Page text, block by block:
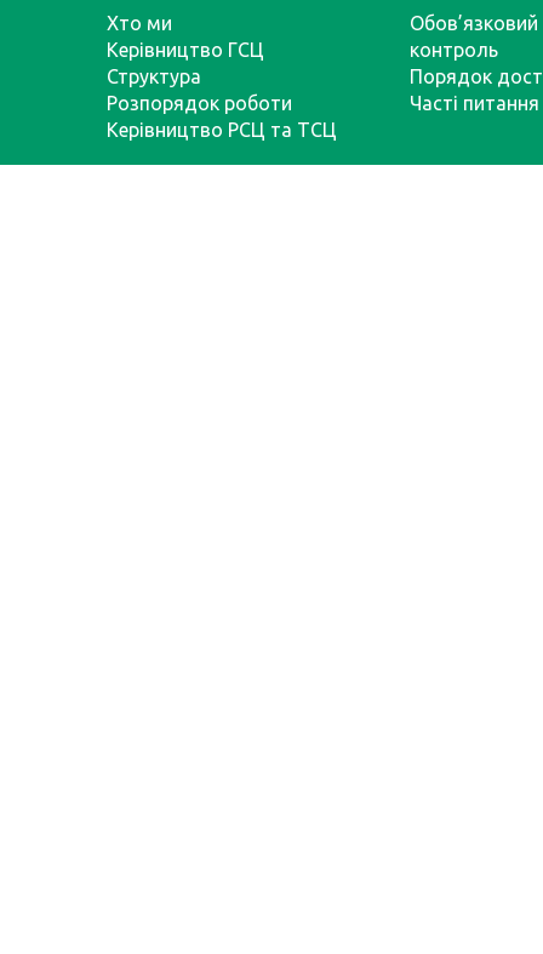
Хто ми
Керівництво ГСЦ
Структура
Розпорядок роботи
Керівництво РСЦ та ТСЦ
Обов’язковий
контроль
Порядок
Часті питання